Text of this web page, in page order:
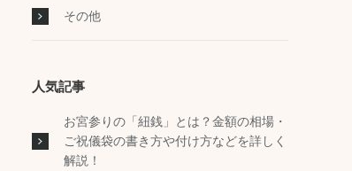
その他
人気記事
お宮参りの「紐銭」とは？金額の相場・
ご祝儀袋の書き方や付け方などを詳しく
解説！